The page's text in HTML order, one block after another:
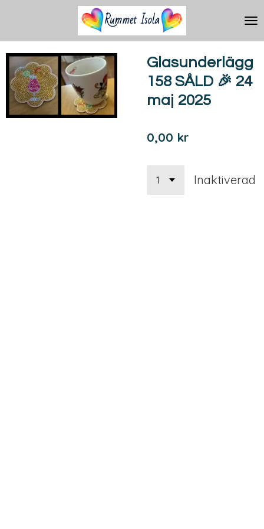
huvudinnehållet
Glasunderlägg
158 SÅLD 🎉 24
maj 2025
0,00 kr
Inaktiverad